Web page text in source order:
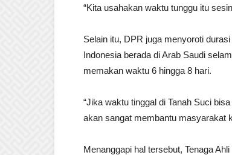
“Kita usahakan waktu tunggu itu
Selain itu, DPR juga menyoroti
Indonesia berada di Arab Saudi
memakan waktu 6 hingga 8 hari.
“Jika waktu tinggal di Tanah Suci
akan sangat membantu masyarakat
Menanggapi hal tersebut, Tenaga